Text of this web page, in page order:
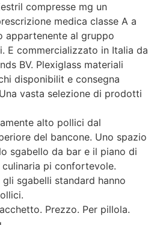
compresse mg un
medica classe A a
appartenente al gruppo
E commercializzato in Italia da
BV. Plexiglass materiali
disponibilit e consegna
vasta selezione di prodotti
alto pollici dal
del bancone. Uno spazio
sgabello da bar e il piano di
pi confortevole.
sgabelli standard hanno
Prezzo. Per pillola.